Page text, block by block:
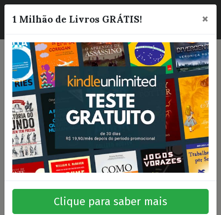
☰
1 Milhão de Livros GRÁTIS! ×
Clique para saber mais